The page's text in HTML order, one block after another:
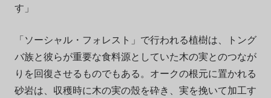
す」
「ソーシャル・フォレスト」で行われる植樹は、トング
バ族と彼らが重要な食料源としていた木の実とのつなが
りを回復させるものでもある。オークの根元に置かれる
砂岩は、収穫時に木の実の殼を砕き、実を挽いて加工す